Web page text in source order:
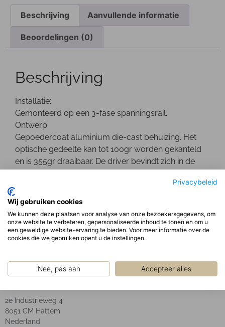
Privacybeleid
Wij gebruiken cookies
We kunnen deze plaatsen voor analyse van onze bezoekersgegevens, om
onze website te verbeteren, gepersonaliseerde inhoud te tonen en om u
een geweldige website-ervaring te bieden. Voor meer informatie over de
cookies die we gebruiken opent u de instellingen.
Nee, pas aan Accepteer alles
Beschrijving Aanvullende informatie
Beoordelingen (0)
Beschrijving
Installatie:
Gemonteerd op een 3-fase spanningsrail.
Ontwerp:
Gepoedercoat aluminium die-cast behuizing. Het
optische gedeelte kan tot 100gr worden gekanteld
en is 355gr draaibaar. De driver bevindt zich in de
Geanodiseerde aluminium facet reflector inclusief
POP Light B.V.
2e Industrieweg 4
8051 CM Hattem
Nederland